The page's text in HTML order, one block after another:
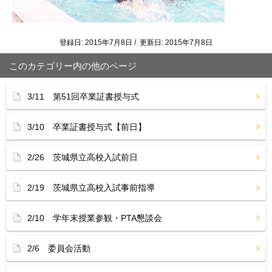
登録日: 2015年7月8日 / 更新日: 2015年7月8日
このカテゴリー内の他のページ
3/11 第51回卒業証書授与式
3/10 卒業証書授与式【前日】
2/26 茨城県立高校入試前日
2/19 茨城県立高校入試事前指導
2/10 学年末授業参観・PTA懇談会
2/6 委員会活動